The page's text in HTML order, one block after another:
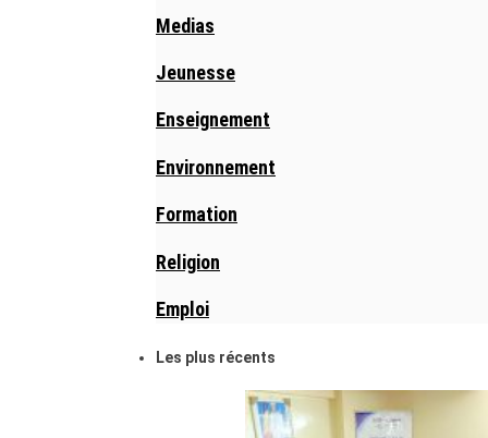
Medias
Jeunesse
Enseignement
Environnement
Formation
Religion
Emploi
Les plus récents